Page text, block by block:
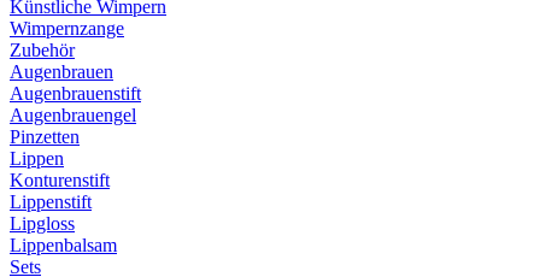
Künstliche Wimpern
Wimpernzange
Zubehör
Augenbrauen
Augenbrauenstift
Augenbrauengel
Pinzetten
Lippen
Konturenstift
Lippenstift
Lipgloss
Lippenbalsam
Sets